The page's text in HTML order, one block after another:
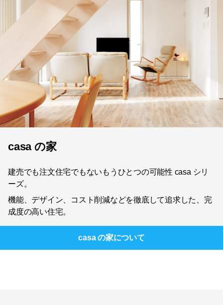
casa の家
建売でも注文住宅でもないもうひとつの可能性 casa シリ
ーズ。
機能、デザイン、コスト削減などを徹底して追求した、完
成度の高い住宅。
casa の家について